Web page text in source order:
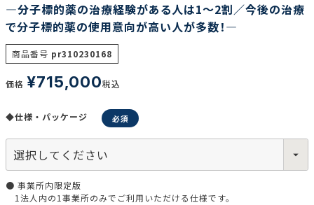
リセット 検索する
―分子標的薬の治療経験がある人は1～2割／今後の治療
で分子標的薬の使用意向が高い人が多数！―
商品番号 pr310230168
価格 ¥715,000税込
◆仕様・パッケージ
● 事業所内限定版
1法人内の1事業所のみでご利用いただける仕様です。